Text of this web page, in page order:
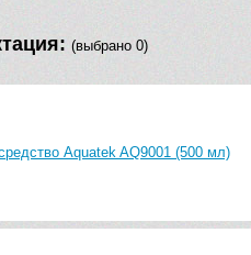
(выбрано 0)
Aquatek AQ9001 (500 мл)